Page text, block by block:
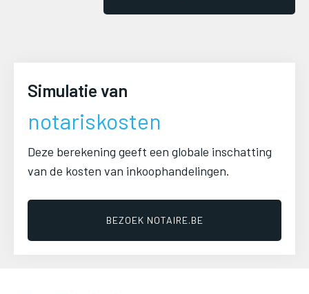
Image
Image
Simulatie van
notariskosten
Deze berekening geeft een globale inschatting
van de kosten van inkoophandelingen.
BEZOEK NOTAIRE.BE